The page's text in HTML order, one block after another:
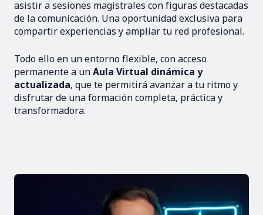
asistir a sesiones magistrales con figuras destacadas
de la comunicación. Una oportunidad exclusiva para
compartir experiencias y ampliar tu red profesional.
Todo ello en un entorno flexible, con acceso
permanente a unAula Virtual dinámica y
actualizada, que te permitirá avanzar a tu ritmo y
disfrutar de una formación completa, práctica y
transformadora.